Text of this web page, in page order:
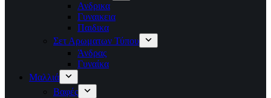
Ανδρικα
Γυναικεια
Παιδικα
Σετ Αρωματων Τύπου
Άνδρας
Γυναίκα
Μαλλιά
Βαφές